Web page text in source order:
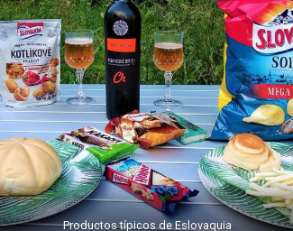
Productos típicos de Eslovaquia